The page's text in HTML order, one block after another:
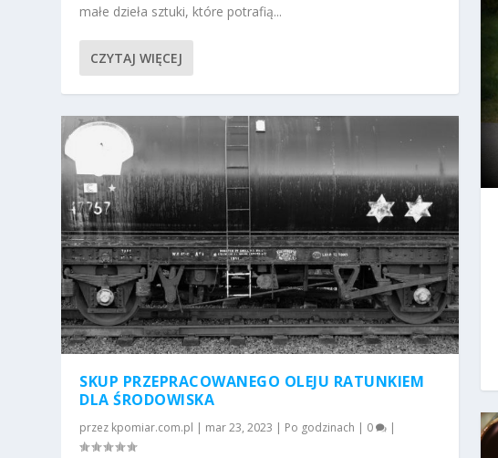
małe dzieła sztuki, które potrafią...
CZYTAJ WIĘCEJ
SKUP PRZEPRACOWANEGO OLEJU RATUNKIEM
DLA ŚRODOWISKA
przez kpomiar.com.pl | mar 23, 2023 | Po godzinach | 0 |